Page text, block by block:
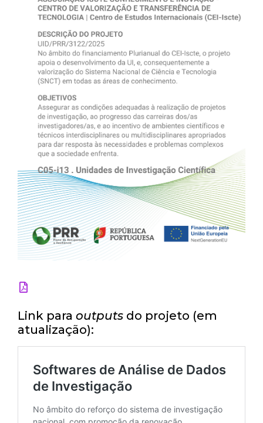
Link para outputs do projeto (em
atualização):